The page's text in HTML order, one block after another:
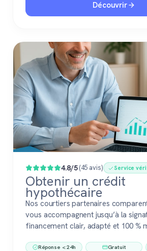
Découvrir
4.8/5(45 avis) Service
Obtenir un crédit
hypothécaire
Nos courtiers partenaires
vous accompagnent jusqu’à la
financement clair, adapté et 100 %
Réponse < 24h Gratuit